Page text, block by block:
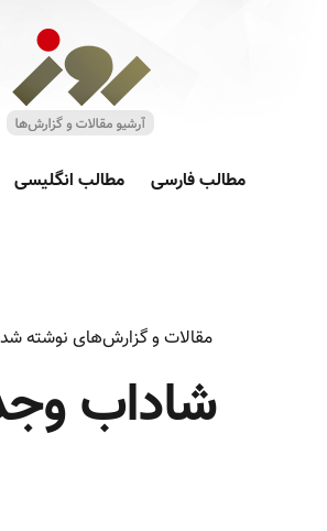
مطالب فارسی مطالب انگلیسی
مقالات و گزارش‌های نوشته
شاداب